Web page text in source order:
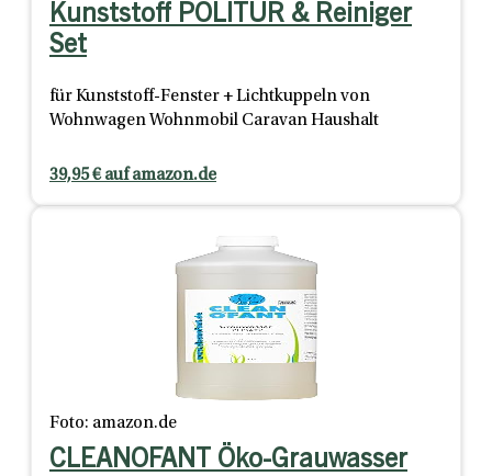
Kunststoff POLITUR & Reiniger
Set
für Kunststoff-Fenster + Lichtkuppeln von
Wohnwagen Wohnmobil Caravan Haushalt
39,95 € auf amazon.de
Foto: amazon.de
CLEANOFANT Öko-Grauwasser